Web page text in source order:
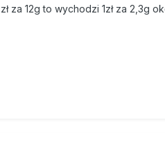
12g to wychodzi 1zł za 2,3g